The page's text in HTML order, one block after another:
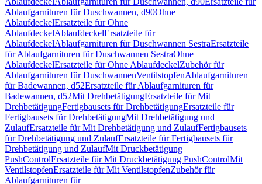
Ablaufgarnituren für Duschwannen, d90Ohne
AblaufdeckelErsatzteile für Ohne
AblaufdeckelAblaufdeckelErsatzteile für
AblaufdeckelAblaufgarnituren für Duschwannen SestraErsatzteile
für Ablaufgarnituren für Duschwannen SestraOhne
AblaufdeckelErsatzteile für Ohne AblaufdeckelZubehör für
Ablaufgarnituren für DuschwannenVentilstopfenAblaufgarnituren
für Badewannen, d52Ersatzteile für Ablaufgarnituren für
Badewannen, d52Mit DrehbetätigungErsatzteile für Mit
DrehbetätigungFertigbausets für DrehbetätigungErsatzteile für
Fertigbausets für DrehbetätigungMit Drehbetätigung und
ZulaufErsatzteile für Mit Drehbetätigung und ZulaufFertigbausets
für Drehbetätigung und ZulaufErsatzteile für Fertigbausets für
Drehbetätigung und ZulaufMit Druckbetätigung
PushControlErsatzteile für Mit Druckbetätigung PushControlMit
VentilstopfenErsatzteile für Mit VentilstopfenZubehör für
Ablaufgarnituren für